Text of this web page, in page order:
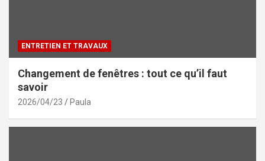
ENTRETIEN ET TRAVAUX
Changement de fenêtres : tout ce qu’il faut
savoir
2026/04/23 Paula